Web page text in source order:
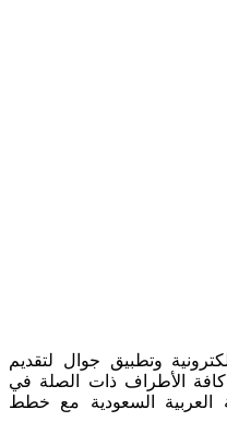
وتطبيق جوال لتقديم
الأطراف ذات الصلة في
العربية السعودية مع خطط